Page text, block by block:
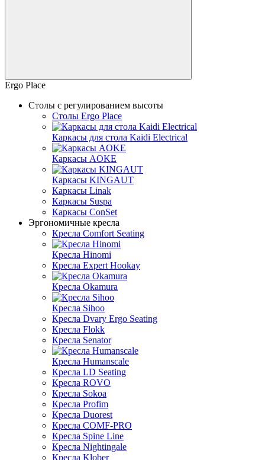
Ergo Place
Столы с регулированием высоты
Столы Ergo Place
Каркасы для стола Kaidi Electrical
Каркасы AOKE
Каркасы KINGAUT
Каркасы Linak
Каркасы Suspa
Каркасы ConSet
Эргономичные кресла
Кресла Comfort Seating
Кресла Hinomi
Кресла Expert Hookay
Кресла Okamura
Кресла Sihoo
Кресла Dvary Ergo Seating
Кресла Flokk
Кресла Senator
Кресла Humanscale
Кресла LD Seating
Кресла ROVO
Кресла Sokoa
Кресла Profim
Кресла Duorest
Кресла COMF-PRO
Кресла Spine Line
Кресла Nightingale
Кресла Klober